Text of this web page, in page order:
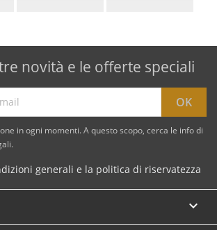
novità e le offerte speciali
in ogni momenti. A questo scopo, cerca le info di
generali e la politica di riservatezza
